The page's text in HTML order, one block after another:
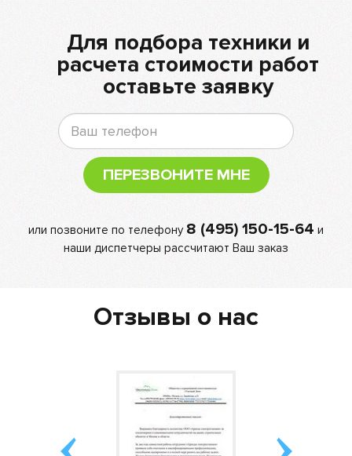
Для подбора техники и
расчета стоимости работ
оставьте заявку
ПЕРЕЗВОНИТЕ МНЕ
или позвоните по телефону 8 (495) 150-15-64 и
наши диспетчеры рассчитают Ваш заказ
Отзывы о нас